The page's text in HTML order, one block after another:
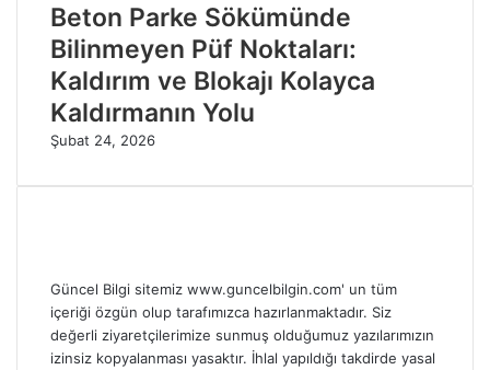
Beton Parke Sökümünde
Bilinmeyen Püf Noktaları:
Kaldırım ve Blokajı Kolayca
Kaldırmanın Yolu
Şubat 24, 2026
Güncel Bilgi sitemiz www.guncelbilgin.com' un tüm
içeriği özgün olup tarafımızca hazırlanmaktadır. Siz
değerli ziyaretçilerimize sunmuş olduğumuz yazılarımızın
izinsiz kopyalanması yasaktır. İhlal yapıldığı takdirde yasal